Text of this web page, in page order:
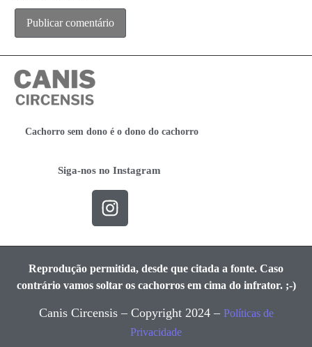
Cachorro sem dono é o dono do cachorro
Siga-nos no Instagram
Reprodução permitida, desde que citada a fonte. Caso
contrário vamos soltar os cachorros em cima do infrator. ;-)
Canis Circensis – Copyright 2024 – Políticas de
Privacidade